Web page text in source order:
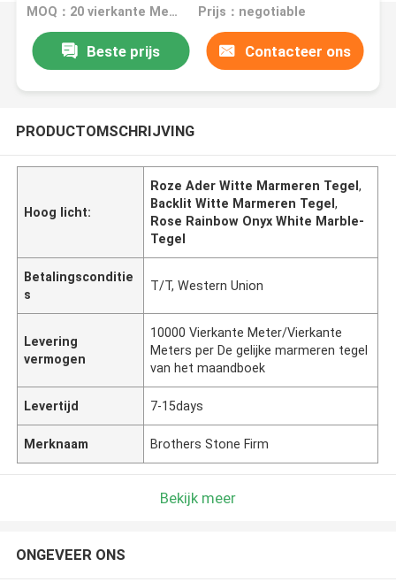
MOQ：20 vierkante Meter/Vierkant Prijs：negotiable
Beste prijs Contacteer ons
PRODUCTOMSCHRIJVING
Hoog licht:
Roze Ader Witte Marmeren Tegel,
Backlit Witte Marmeren Tegel,
Rose Rainbow Onyx White Marble-
Tegel
Betalingsconditie
s
T/T, Western Union
Levering
vermogen
10000 Vierkante Meter/Vierkante
Meters per De gelijke marmeren tegel
van het maandboek
Levertijd 7-15days
Merknaam Brothers Stone Firm
Bekijk meer
ONGEVEER ONS